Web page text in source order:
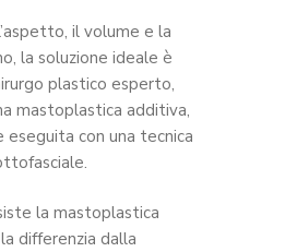
il volume e la
la soluzione ideale è
plastico esperto,
mastoplastica additiva,
con una tecnica
la mastoplastica
differenzia dalla